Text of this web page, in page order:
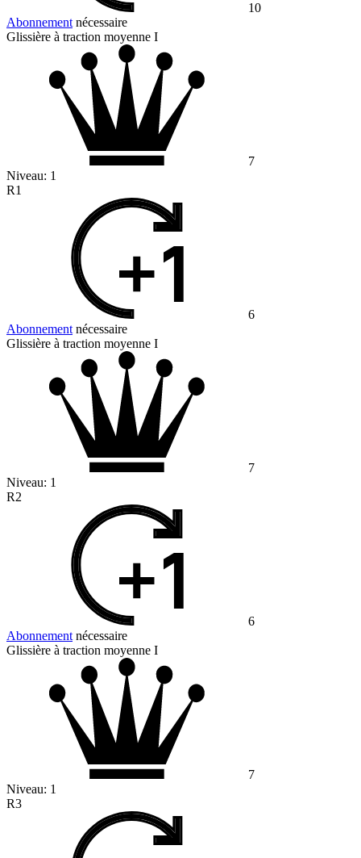
10
Abonnement nécessaire
Glissière à traction moyenne I
7
Niveau: 1
R1
6
Abonnement nécessaire
Glissière à traction moyenne I
7
Niveau: 1
R2
6
Abonnement nécessaire
Glissière à traction moyenne I
7
Niveau: 1
R3